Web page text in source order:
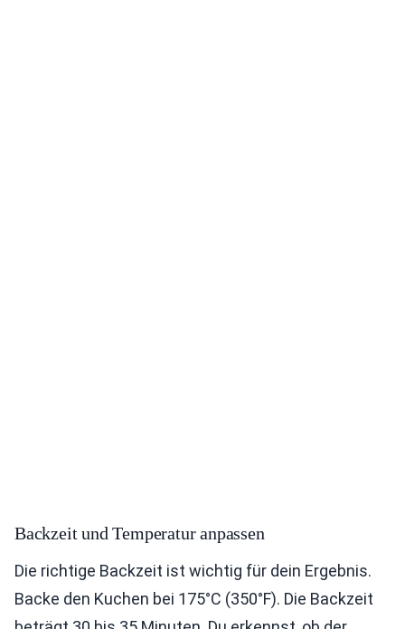
Backzeit und Temperatur anpassen
Die richtige Backzeit ist wichtig für dein Ergebnis.
Backe den Kuchen bei 175°C (350°F). Die Backzeit